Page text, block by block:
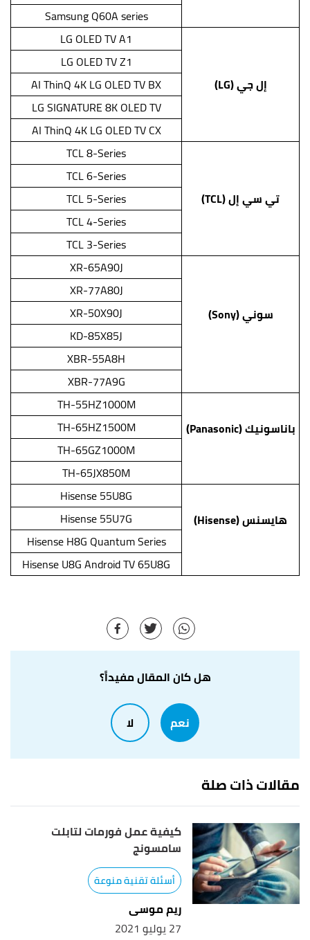
Samsung Q60A series
إل جي (LG)
LG OLED TV A1
LG OLED TV Z1
AI ThinQ 4K LG OLED TV BX
LG SIGNATURE 8K OLED TV
AI ThinQ 4K LG OLED TV CX
تي سي إل (TCL)
TCL 8-Series
TCL 6-Series
TCL 5-Series
TCL 4-Series
TCL 3-Series
سوني (Sony)
XR-65A90J
XR-77A80J
XR-50X90J
KD-85X85J
XBR-55A8H
XBR-77A9G
باناسونيك (Panasonic)
TH-55HZ1000M
TH-65HZ1500M
TH-65GZ1000M
TH-65JX850M
هايسنس (Hisense)
Hisense 55U8G
Hisense 55U7G
Hisense H8G Quantum Series
Hisense U8G Android TV 65U8G
هل كان المقال مفيداً؟
نعم لا
مقالات ذات صلة
كيفية عمل فورمات لتابلت
سامسونج
أسئلة تقنية منوعة
ريم موسى
27 يوليو 2021